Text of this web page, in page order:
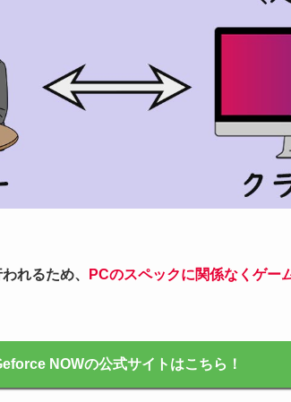
れるため、 PCのスペックに関係なくゲー
NOWの公式サイトはこちら！